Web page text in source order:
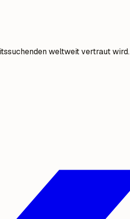
weltweit vertraut wird.